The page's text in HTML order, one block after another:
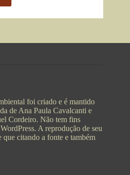
foi criado e é mantido
de Ana Paula Cavalcanti e
Cordeiro. Não tem fins
A reprodução de seu
que citando a fonte e também